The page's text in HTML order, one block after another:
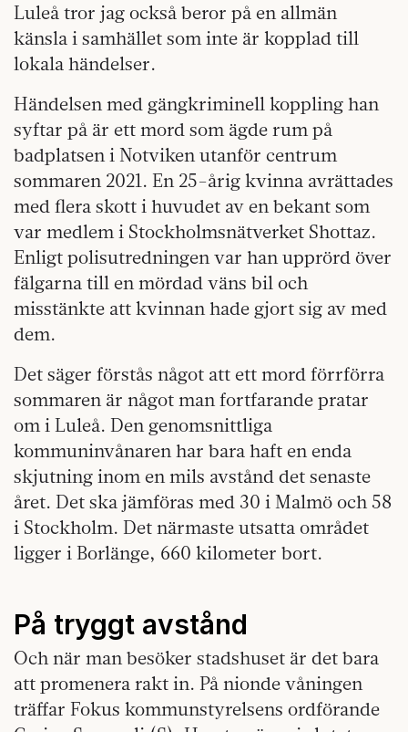
Luleå tror jag också beror på en allmän
känsla i samhället som inte är kopplad till
lokala händelser.
Händelsen med gängkriminell koppling han
syftar på är ett mord som ägde rum på
badplatsen i Notviken utanför centrum
sommaren 2021. En 25-årig kvinna avrättades
med flera skott i huvudet av en bekant som
var medlem i Stockholmsnätverket Shottaz.
Enligt polisutredningen var han upprörd över
fälgarna till en mördad väns bil och
misstänkte att kvinnan hade gjort sig av med
dem.
Det säger förstås något att ett mord förrförra
sommaren är något man fortfarande pratar
om i Luleå. Den genomsnittliga
kommuninvånaren har bara haft en enda
skjutning inom en mils avstånd det senaste
året. Det ska jämföras med 30 i Malmö och 58
i Stockholm. Det närmaste utsatta området
ligger i Borlänge, 660 kilometer bort.
På tryggt avstånd
Och när man besöker stadshuset är det bara
att promenera rakt in. På nionde våningen
träffar Fokus kommunstyrelsens ordförande